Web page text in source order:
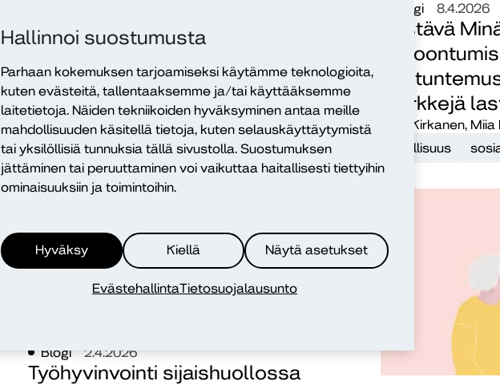
Hallinnoi suostumusta
Parhaan kokemuksen tarjoamiseksi käytämme teknologioita,
kuten evästeitä, tallentaaksemme ja/tai käyttääksemme
laitetietoja. Näiden tekniikoiden hyväksyminen antaa meille
mahdollisuuden käsitellä tietoja, kuten selauskäyttäytymistä
tai yksilöllisiä tunnuksia tällä sivustolla. Suostumuksen
jättäminen tai peruuttaminen voi vaikuttaa haitallisesti tiettyihin
ominaisuuksiin ja toimintoihin.
Hyväksy Kiellä Näytä asetukset
EvästehallintaTietosuojalausunto
Sosiaaliohjaukselle vahvempi rooli
Jari Helminen
opetus
sosiaaliala sosiaaliohjaus sote
Blogi 8.4.2026
Kestävä
merkkejä
Mari Kirkanen,
osallisuus
Blogi 2.4.2026
Työhyvinvointi sijaishuollossa